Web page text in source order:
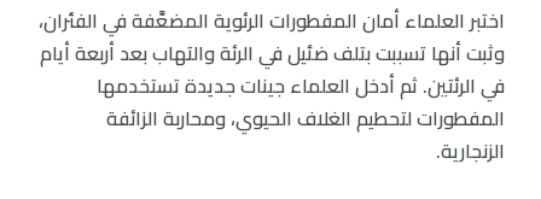
اختبر العلماء أمان المفطورات الرئوية المضعَّفة في الفئران،
وثبت أنها تسببت بتلف ضئيل في الرئة والتهاب بعد أربعة أيام
في الرئتين. ثم أدخل العلماء جينات جديدة تستخدمها
المفطورات لتحطيم الغلاف الحيوي، ومحاربة الزائفة
الزنجارية.